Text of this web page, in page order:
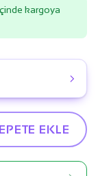
kargoya
EKLE